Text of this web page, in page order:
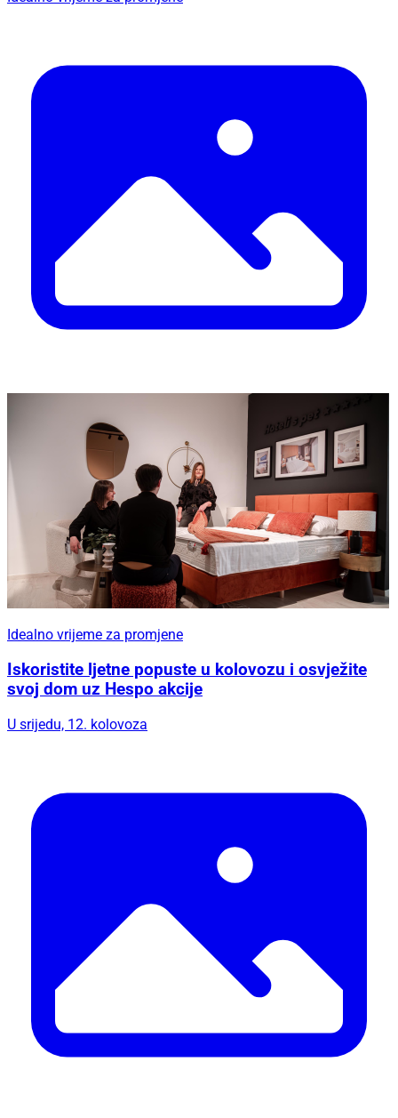
Idealno vrijeme za promjene
Iskoristite ljetne popuste u kolovozu i osvježite
svoj dom uz Hespo akcije
U srijedu, 12. kolovoza